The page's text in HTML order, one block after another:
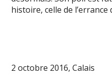
histoire, celle de l’errance
2 octobre 2016, Calais